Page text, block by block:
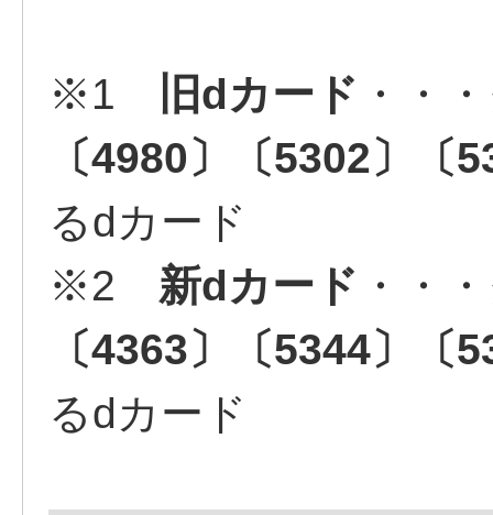
※1 旧dカード ・・
〔4980〕〔5302〕〔
るdカード
※2 新dカード ・・
〔4363〕〔5344〕〔
るdカード